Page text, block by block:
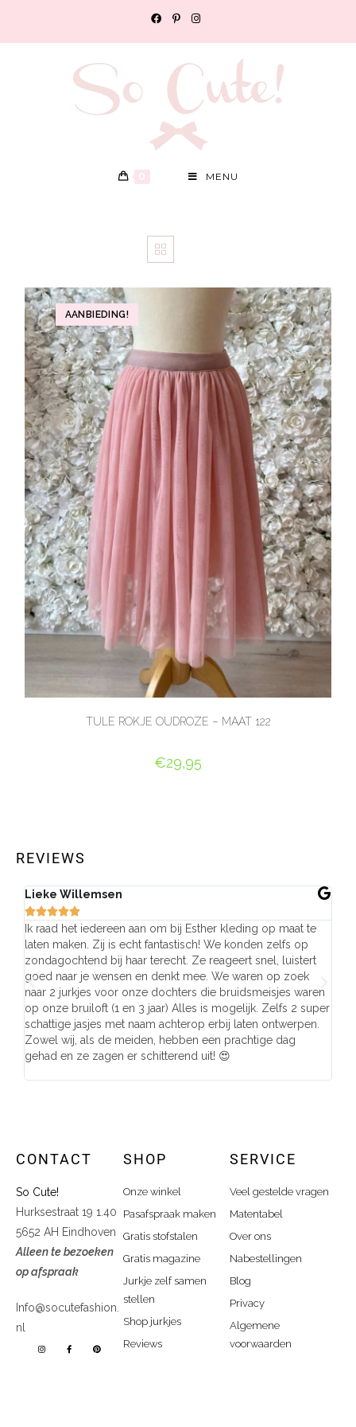
0 MENU
AANBIEDING!
TULE ROKJE OUDROZE – MAAT 122
€29,95
REVIEWS
Lieke Willemsen

Ik raad het iedereen aan om bij Esther kleding op maat te
laten maken. Zij is echt fantastisch! We konden zelfs op
zondagochtend bij haar terecht. Ze reageert snel, luistert
goed naar je wensen en denkt mee. We waren op zoek
naar 2 jurkjes voor onze dochters die bruidsmeisjes waren
op onze bruiloft (1 en 3 jaar) Alles is mogelijk. Zelfs 2 super
schattige jasjes met naam achterop erbij laten ontwerpen.
Zowel wij, als de meiden, hebben een prachtige dag
gehad en ze zagen er schitterend uit! 😍
CONTACT
So Cute!
Hurksestraat 19 1.40
5652 AH Eindhoven
Alleen te bezoeken
op afspraak
Info@socutefashion.
nl
SHOP
Onze winkel
Pasafspraak maken
Gratis stofstalen
Gratis magazine
Jurkje zelf samen
stellen
Shop jurkjes
Reviews
SERVICE
Veel gestelde vragen
Matentabel
Over ons
Nabestellingen
Blog
Privacy
Algemene
voorwaarden